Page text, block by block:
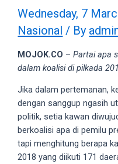
videos
several
different
formats.
18tube
Every
porn
video
Wednesday, 7
Nasional / By
MOJOK.CO –Partai apa
dalam koalisi di pilkada
Jika dalam pertemanan,
dengan sanggup ngasih
politik, setia kawan
berkoalisi apa di pemilu
tapi menghitung berapa
2018 yang diikuti 171